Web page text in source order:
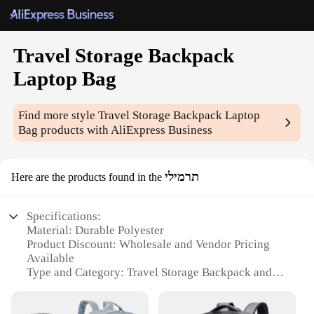
Travel Storage Backpack
Laptop Bag
Find more styleTravel Storage Backpack Laptop
Bag products with AliExpress Business
Here are the products found in the תרמילי
Specifications:
Material: Durable Polyester
Product Discount: Wholesale and Vendor Pricing
Available
Type and Category: Travel Storage Backpack and
Design and Style: Sleek and Modern with Multiple